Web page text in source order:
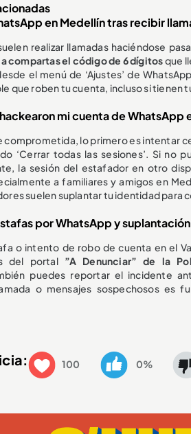
en Medellín tras recibir
realizar llamadas haciéndose
compartas el código de 6 dígitosque
el menú de ‘Ajustes’ de
que roben tu cuenta, incluso si tienen
mi cuenta de WhatsApp
comprometida, lo primero es intentar
‘Cerrar todas las sesiones’. Si no
la sesión del estafador en otro
a familiares y amigos en
suelen suplantar tu identidad para
por WhatsApp y
o intento de robo de cuenta en el
del portal ”A Denunciar” de la
puedes reportar el incidente
o mensajes sospechosos es
100 0%